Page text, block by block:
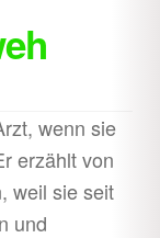
öffnen
wenn sie
erzählt von
weil sie seit
und